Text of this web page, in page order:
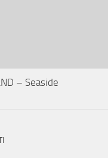
– Seaside